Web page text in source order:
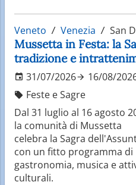
Veneto Venezia San
Mussetta in Festa: la
tradizione e
31/07/2026
16/08/
Feste e Sagre
Dal 31 luglio al 16 agosto
la comunità di Mussetta
celebra la Sagra
con un fitto programma di
gastronomia, musica e
culturali.